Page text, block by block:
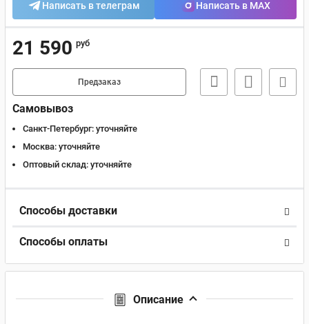
Написать в телеграм Написать в MAX
21 590 руб
Предзаказ
Самовывоз
Санкт-Петербург: уточняйте
Москва: уточняйте
Оптовый склад: уточняйте
Способы доставки
Способы оплаты
Описание